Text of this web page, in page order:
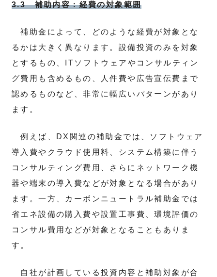
3.3 補助内容：経費の対象範囲
補助金によって、どのような経費が対象とな
るかは大きく異なります。設備投資のみを対象
とするもの、ITソフトウェアやコンサルティン
グ費用も含めるもの、人件費や広告宣伝費まで
認めるものなど、非常に幅広いパターンがあり
ます。
例えば、DX関連の補助金では、ソフトウェア
導入費やクラウド使用料、システム構築に伴う
コンサルティング費用、さらにネットワーク機
器や端末の導入費などが対象となる場合があり
ます。一方、カーボンニュートラル補助金では
省エネ設備の購入費や設置工事費、環境評価の
コンサル費用などが対象となることもありま
す。
自社が計画している投資内容と補助対象が合